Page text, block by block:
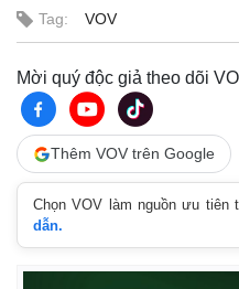
Thế giới
Quan sát
Cuộc sống đó đây
Hồ sơ
Tag: VOV
Mời quý độc giả theo dõi
Thêm VOV trên Google
Chọn VOV làm nguồn ưu tiên
dẫn.